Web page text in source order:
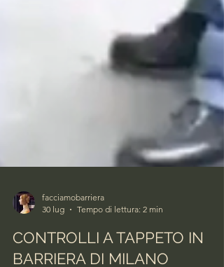
facciamobarriera